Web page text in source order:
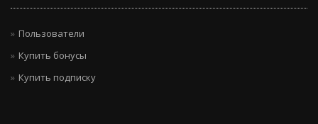
Пользователи
Купить бонусы
Купить подписку